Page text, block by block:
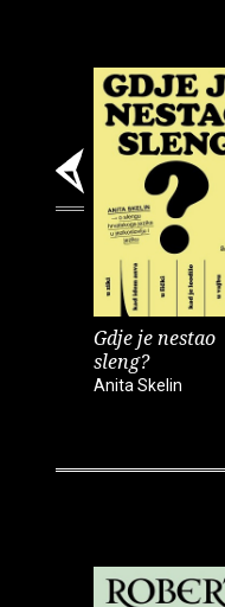
Gdje je nestao
sleng?
Anita Skelin